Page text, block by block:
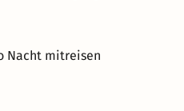
Nacht mitreisen